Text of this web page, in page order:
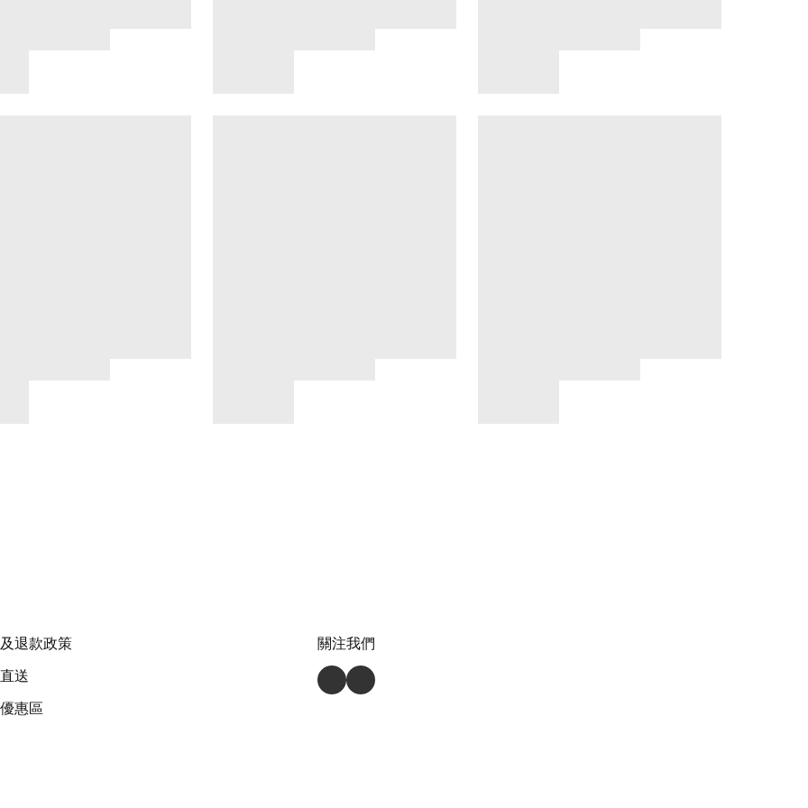
退款政策
送
惠區
關注我們